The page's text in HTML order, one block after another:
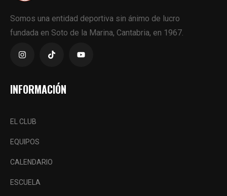
Somos una entidad deportiva sin ánimo de lucro
fundada en Soto de la Marina, Cantabria, en 1967.
INFORMACIÓN
EL CLUB
EQUIPOS
CALENDARIO
ESCUELA